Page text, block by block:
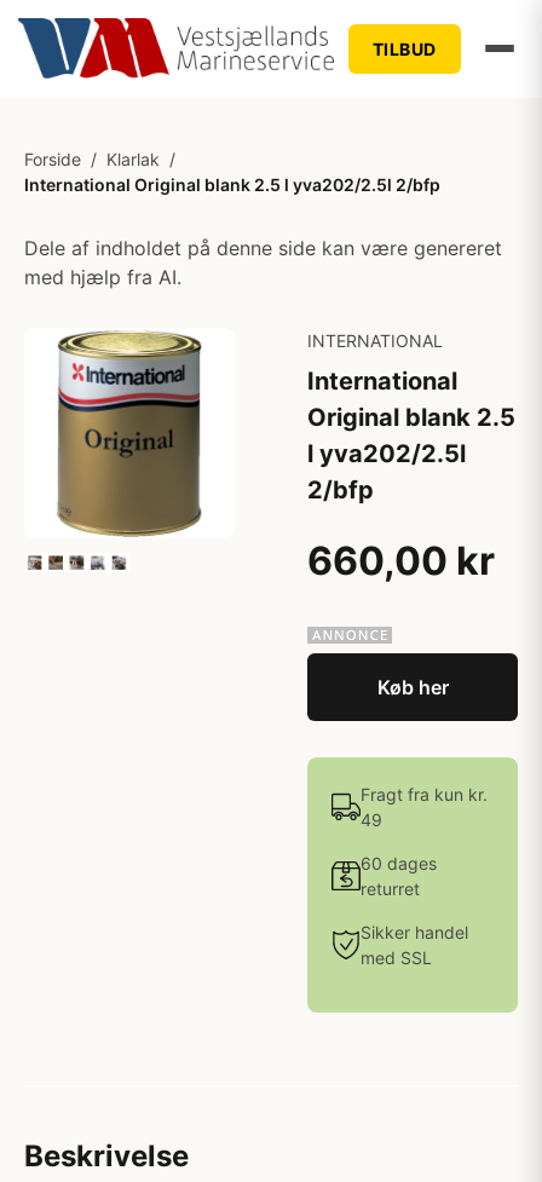
TILBUD
Forside / Klarlak /
International Original blank 2.5 l yva202/2.5l 2/bfp
Dele af indholdet på denne side kan være genereret
med hjælp fra AI.
INTERNATIONAL
International
Original blank 2.5
l yva202/2.5l
2/bfp
660,00 kr
Køb her
Fragt fra kun kr.
49
60 dages
returret
Sikker handel
med SSL
Beskrivelse